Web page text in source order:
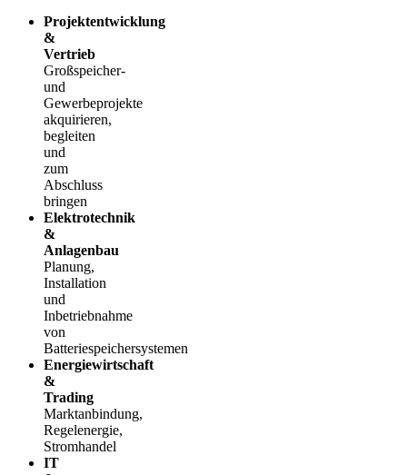
Projektentwicklung
&
Vertrieb
Großspeicher-
und
Gewerbeprojekte
akquirieren,
begleiten
und
zum
Abschluss
bringen
Elektrotechnik
&
Anlagenbau
Planung,
Installation
und
Inbetriebnahme
von
Batteriespeichersystemen
Energiewirtschaft
&
Trading
Marktanbindung,
Regelenergie,
Stromhandel
IT